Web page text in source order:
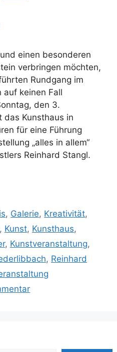
einen besonderen
verbringen möchten,
Rundgang im
auf keinen Fall
den 3.
das Kunsthaus in
für eine Führung
„alles in allem“
Reinhard Stangl.
, Galerie, Kreativität,
, Kunst, Kunsthaus,
, Kunstveranstaltung,
, Reinhard